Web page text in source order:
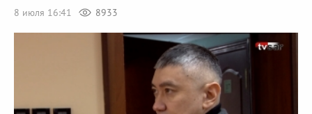
8 июля 16:41
8933